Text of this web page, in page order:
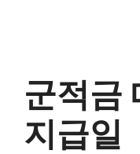
군적금
지급일